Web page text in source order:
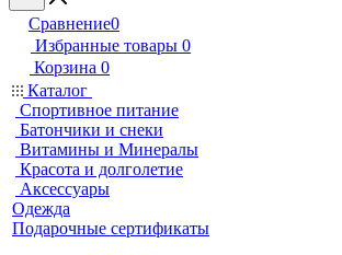
Сравнение0
Избранные товары 0
Корзина 0
Каталог
Спортивное питание
Батончики и снеки
Витамины и Минералы
Красота и долголетие
Аксессуары
Одежда
Подарочные сертификаты